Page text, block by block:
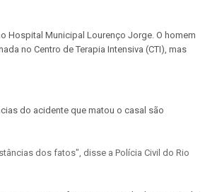
Hospital Municipal Lourenço Jorge. O homem
no Centro de Terapia Intensiva (CTI), mas
do acidente que matou o casal são
dos fatos", disse a Polícia Civil do Rio